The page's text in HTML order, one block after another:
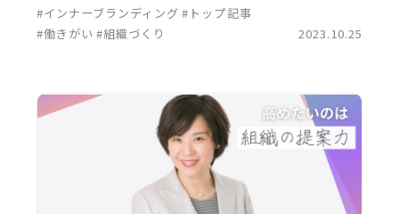
#インナーブランディング #トップ記事
#働きがい #組織づくり 2023.10.25